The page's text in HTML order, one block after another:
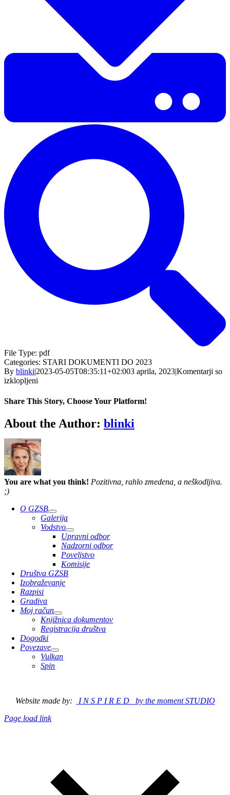
File Type: pdf
Categories: STARI DOKUMENTI DO 2023
By blinki|2023-05-05T08:35:11+02:003 aprila, 2023|Komentarji so
izklopljeni
5.
poveljstva
20.4.2006
Share This Story, Choose Your Platform!
Facebook
Twitter
Reddit
LinkedIn
WhatsApp
Telegram
Tumblr
Pinterest
Vk
Xing
Email
About the Author: blinki
You are what you think! Pozitivna, rahlo zmedena, a neškodljiva.
;)
O GZSB
Galerija
Vodstvo
Upravni odbor
Nadzorni odbor
Poveljstvo
Komisije
Društva GZSB
Izobraževanje
Razpisi
Gradiva
Moj račun
Knjižnica dokumentov
Registracija društva
Dogodki
Povezave
Vulkan
Spin
Website made by:
I N S P I R E D by the moment STUDIO
Page load link